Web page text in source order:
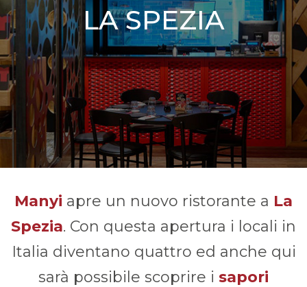
LA SPEZIA
Manyi apre un nuovo ristorante a La
Spezia. Con questa apertura i locali in
Italia diventano quattro ed anche qui
sarà possibile scoprire i sapori